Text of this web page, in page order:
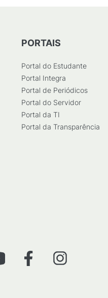
PORTAIS
Portal do Estudante
Portal Integra
Portal de Periódicos
Portal do Servidor
Portal da TI
Portal da Transparência